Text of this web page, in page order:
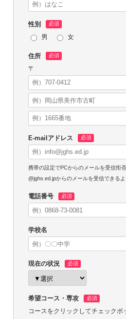
性別
男
女
住所
〒
E-mailアドレス
携帯の設定でPCからのメールを受信拒
@jghs.ed.jpからのメールを受信できる
電話番号
学校名
現在の状況
希望コース・専攻
コースをクリックしてチェック